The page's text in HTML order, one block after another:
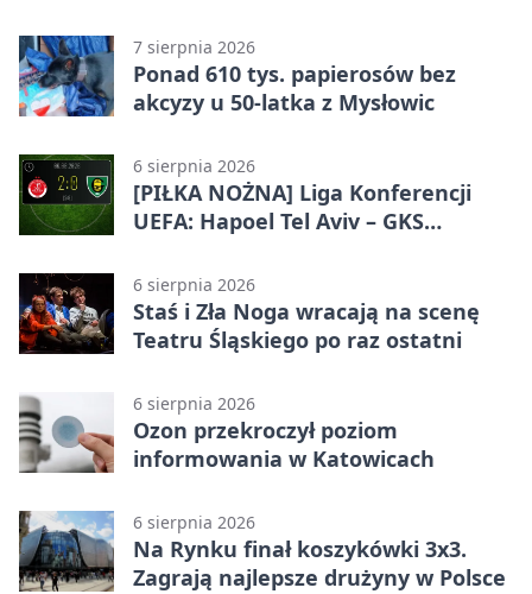
7 sierpnia 2026
Ponad 610 tys. papierosów bez
akcyzy u 50-latka z Mysłowic
6 sierpnia 2026
[PIŁKA NOŻNA] Liga Konferencji
UEFA: Hapoel Tel Aviv – GKS
rundy kwalifikacyjnej
6 sierpnia 2026
Staś i Zła Noga wracają na scenę
Teatru Śląskiego po raz ostatni
6 sierpnia 2026
Ozon przekroczył poziom
informowania w Katowicach
6 sierpnia 2026
Na Rynku finał koszykówki 3x3.
Zagrają najlepsze drużyny w Polsce